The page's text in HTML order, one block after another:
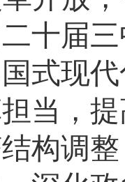
十届
式现
当，
构调